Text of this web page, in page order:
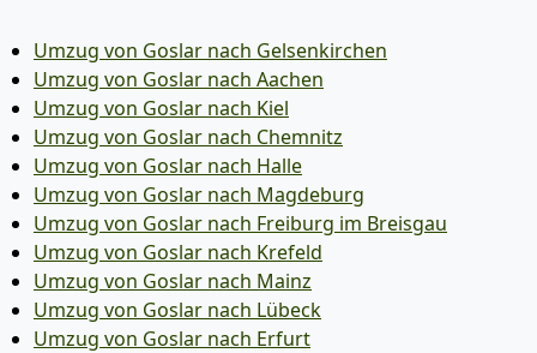
Umzug von Goslar nach Gelsenkirchen
Umzug von Goslar nach Aachen
Umzug von Goslar nach Kiel
Umzug von Goslar nach Chemnitz
Umzug von Goslar nach Halle
Umzug von Goslar nach Magdeburg
Umzug von Goslar nach Freiburg im Breisgau
Umzug von Goslar nach Krefeld
Umzug von Goslar nach Mainz
Umzug von Goslar nach Lübeck
Umzug von Goslar nach Erfurt